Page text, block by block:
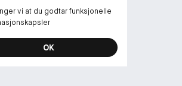
vi at du godtar funksjonelle
OK